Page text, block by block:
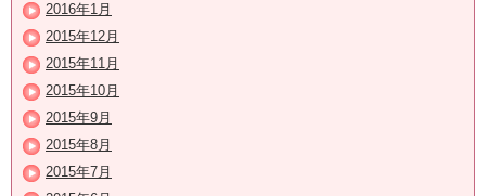
2016年1月
2015年12月
2015年11月
2015年10月
2015年9月
2015年8月
2015年7月